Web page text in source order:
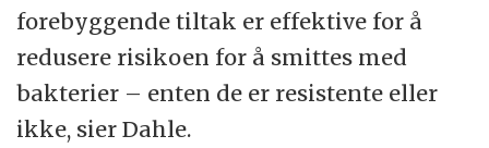
forebyggende tiltak er effektive for å
redusere risikoen for å smittes med
bakterier – enten de er resistente eller
ikke, sier Dahle.